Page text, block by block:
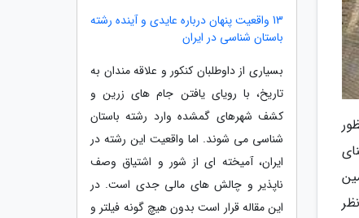
منظور
13 واقعیت پنهان درباره عایدی و آینده رشته
باستان شناسی در ایران
بسیاری از داوطلبان کنکور و علاقه مندان به
تاریخ، با رویای یافتن جام های زرین و
کشف شهرهای گمشده وارد رشته باستان
شناسی می شوند. اما واقعیت این رشته در
ایران، آمیخته ای از شور و اشتیاق وصف
ناپذیر و چالش های مالی جدی است. در
این مقاله قرار است بدون هیچ گونه فیلتر و